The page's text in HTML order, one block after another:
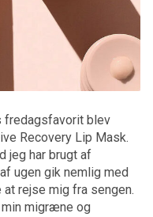
fredagsfavorit blev
Recovery Lip Mask.
jeg har brugt af
ugen gik nemlig med
rejse mig fra sengen.
migræne og